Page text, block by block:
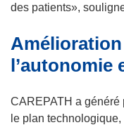
des patients»,
Amélioration
l’autonomie
CAREPATH a généré
le plan